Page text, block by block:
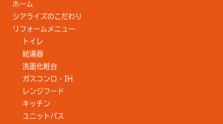
ホーム
シアライズのこだわり
リフォームメニュー
トイレ
給湯器
洗面化粧台
ガスコンロ・IH
レンジフード
キッチン
ユニットバス